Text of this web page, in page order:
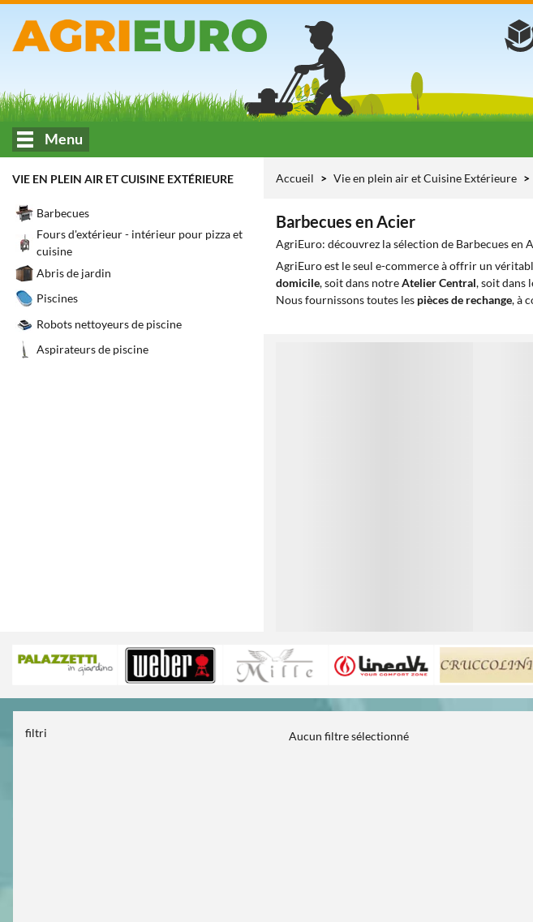
Menu
VIE EN PLEIN AIR ET CUISINE EXTÉRIEURE
Barbecues
Fours d'extérieur - intérieur pour pizza et
cuisine
Abris de jardin
Piscines
Robots nettoyeurs de piscine
Aspirateurs de piscine
Accueil Vie en plein air et Cuisine Extérieure
Barbecues en Acier
AgriEuro: découvrez la sélection de Barbecues en
AgriEuro est le seul e-commerce à offrir un
domicile, soit dans notreAtelier Central, soit dans
Nous fournissons toutes les pièces de rechange, à
filtri Aucun filtre sélectionné